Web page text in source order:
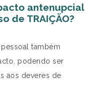
antenupcial
de TRAIÇÃO?
também
podendo ser
aos deveres de